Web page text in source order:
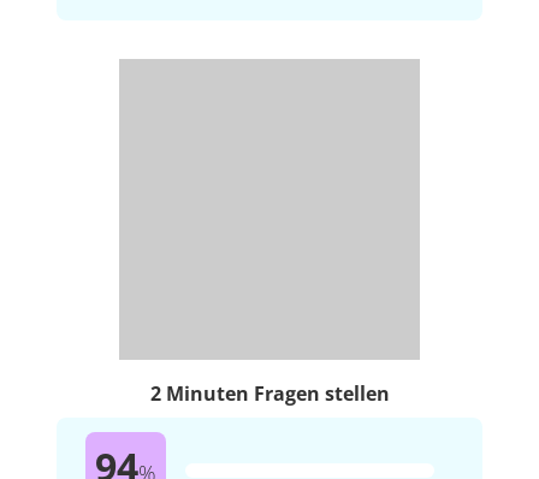
2 Minuten Fragen stellen
94%